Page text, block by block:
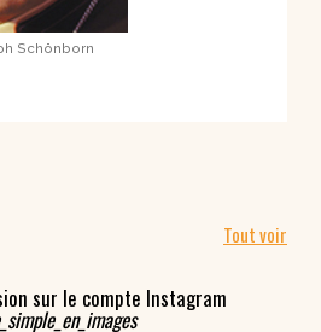
Schönborn
Tout voir
sur le compte Instagram